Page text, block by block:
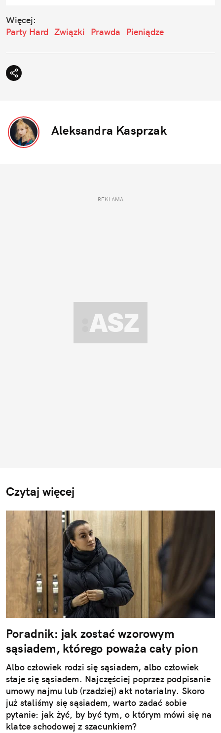
Więcej:
Party Hard Związki Prawda Pieniądze
Aleksandra Kasprzak
REKLAMA
Czytaj więcej
Poradnik: jak zostać wzorowym
sąsiadem, którego poważa cały pion
Albo człowiek rodzi się sąsiadem, albo człowiek
staje się sąsiadem. Najczęściej poprzez podpisanie
umowy najmu lub (rzadziej) akt notarialny. Skoro
już staliśmy się sąsiadem, warto zadać sobie
pytanie: jak żyć, by być tym, o którym mówi się na
klatce schodowej z szacunkiem?